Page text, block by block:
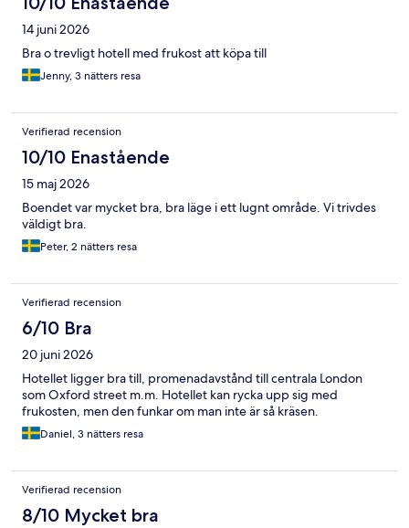
14 juni 2026
Bra o trevligt hotell med frukost att köpa till
Jenny, 3 nätters resa
Verifierad recension
10/10 Enastående
15 maj 2026
Boendet var mycket bra, bra läge i ett lugnt område. Vi trivdes
väldigt bra.
Peter, 2 nätters resa
Verifierad recension
6/10 Bra
20 juni 2026
Hotellet ligger bra till, promenadavstånd till centrala London
som Oxford street m.m. Hotellet kan rycka upp sig med
frukosten, men den funkar om man inte är så kräsen.
Daniel, 3 nätters resa
Verifierad recension
8/10 Mycket bra